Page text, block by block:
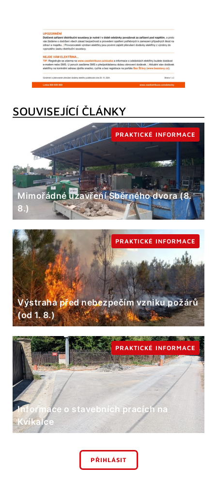
SOUVISEJÍCÍ ČLÁNKY
Mimořádné uzavření Sběrného dvora (8.
8.)
PRAKTICKÉ INFORMACE
Výstraha před nebezpečím vzniku požárů
(od 1. 8.)
PRAKTICKÉ INFORMACE
Informace o stavebních pracích na
Kvíkalce
PRAKTICKÉ INFORMACE
PŘIHLÁSIT